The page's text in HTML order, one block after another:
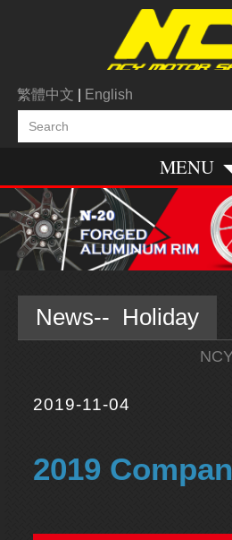
繁體中文 English
MENU
News-- Holiday
2019-11-04
2019